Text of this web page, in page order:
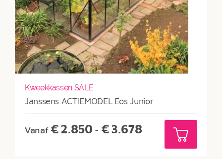
Kweekkassen SALE
Janssens ACTIEMODEL Eos Junior
Vanaf €2.850 - €3.678Prijsklasse: